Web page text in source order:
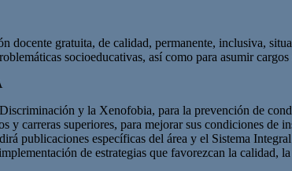
docente gratuita, de calidad, permanente, inclusiva,
socioeducativas, así como para asumir
y la Xenofobia, para la prevención de
y carreras superiores, para mejorar sus condiciones
publicaciones específicas del área y el Sistema
de estrategias que favorezcan la calidad,